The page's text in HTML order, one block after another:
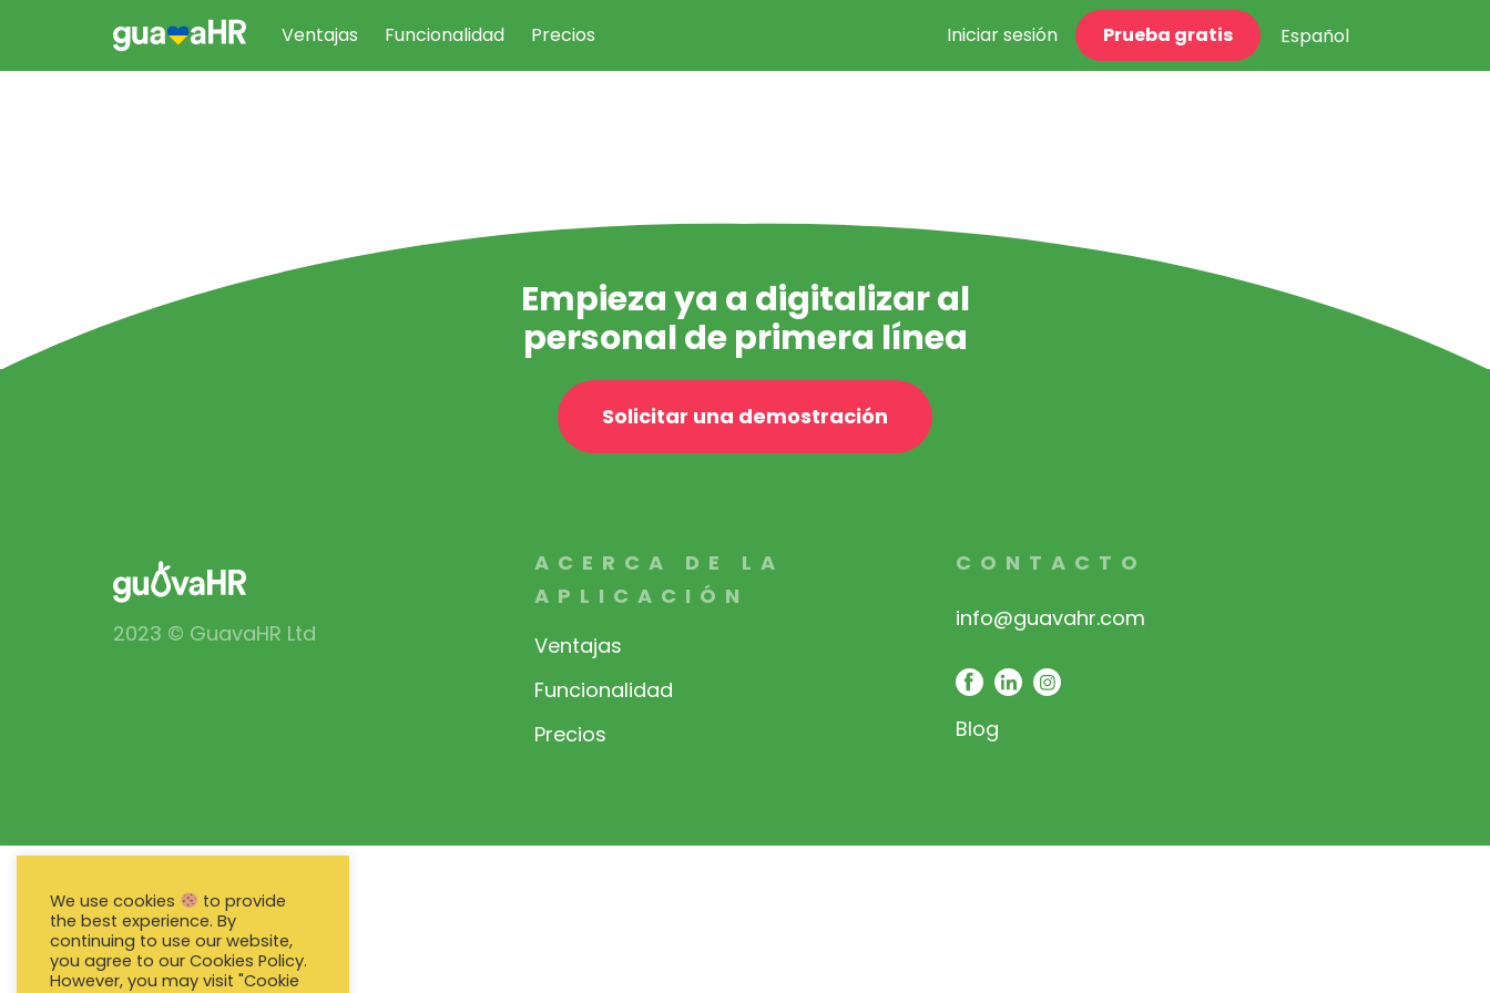
Ventajas Funcionalidad Precios Iniciar sesión Prueba gratis Español
Empieza ya a digitalizar al
personal de primera línea
Solicitar una demostración
2023 © GuavaHR Ltd
ACERCA DE LA
APLICACIÓN
Ventajas
Funcionalidad
Precios
CONTACTO
info@guavahr.com
Blog
We use cookies
to provide
the best experience. By
continuing to use our website,
you agree to our Cookies Policy.
However, you may visit "Cookie